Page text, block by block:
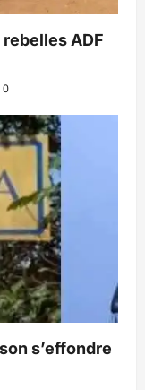
ADF
0
s’effondre